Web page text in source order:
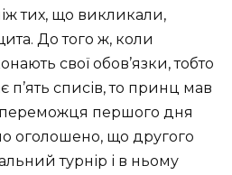
тих, що викликали,
До того ж, коли
свої обов’язки, тобто
п’ять списів, то принц мав
першого дня
оголошено, що другого
турнір і в ньому